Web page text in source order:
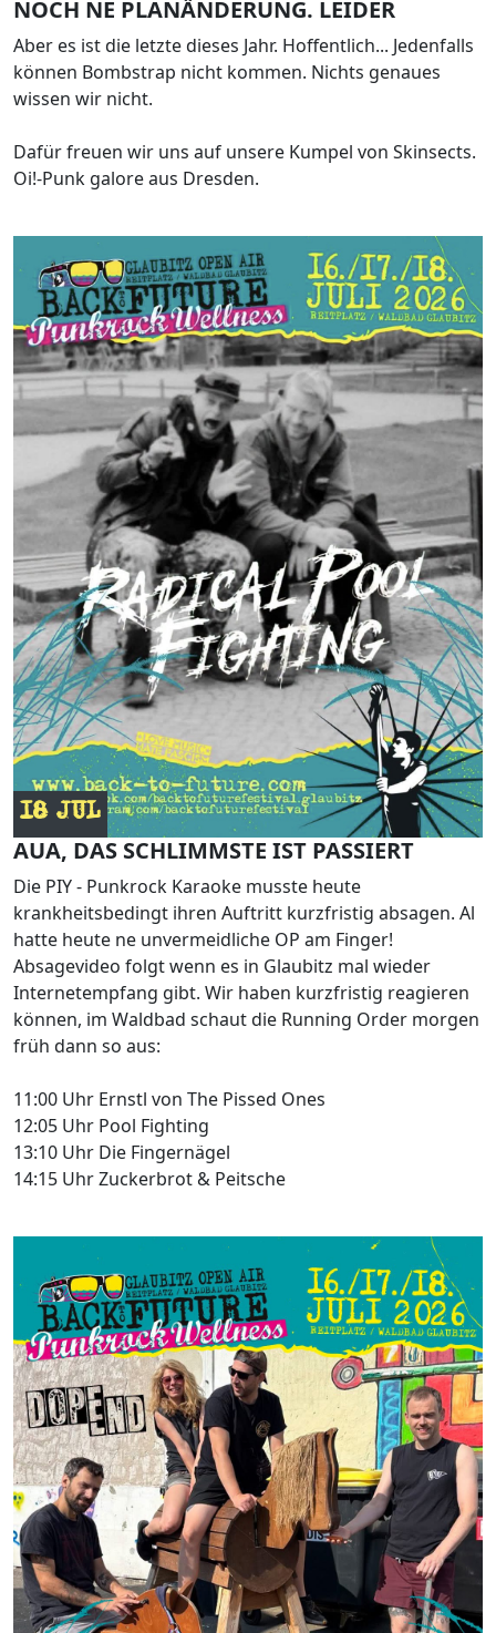
NOCH NE PLANÄNDERUNG. LEIDER
Aber es ist die letzte dieses Jahr. Hoffentlich... Jedenfalls
können Bombstrap nicht kommen. Nichts genaues
wissen wir nicht.
Dafür freuen wir uns auf unsere Kumpel von Skinsects.
Oi!-Punk galore aus Dresden.
18 JUL
AUA, DAS SCHLIMMSTE IST PASSIERT
Die PIY - Punkrock Karaoke musste heute
krankheitsbedingt ihren Auftritt kurzfristig absagen. Al
hatte heute ne unvermeidliche OP am Finger!
Absagevideo folgt wenn es in Glaubitz mal wieder
Internetempfang gibt. Wir haben kurzfristig reagieren
können, im Waldbad schaut die Running Order morgen
früh dann so aus:
11:00 Uhr Ernstl von The Pissed Ones
12:05 Uhr Pool Fighting
13:10 Uhr Die Fingernägel
14:15 Uhr Zuckerbrot & Peitsche